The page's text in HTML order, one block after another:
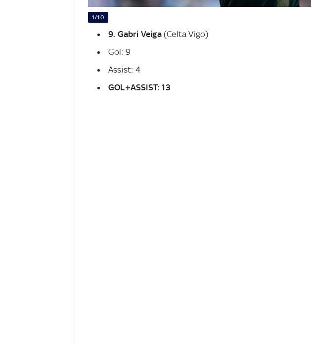
1/10
9. Gabri Veiga(Celta Vigo)
Gol: 9
Assist: 4
GOL+ASSIST: 13